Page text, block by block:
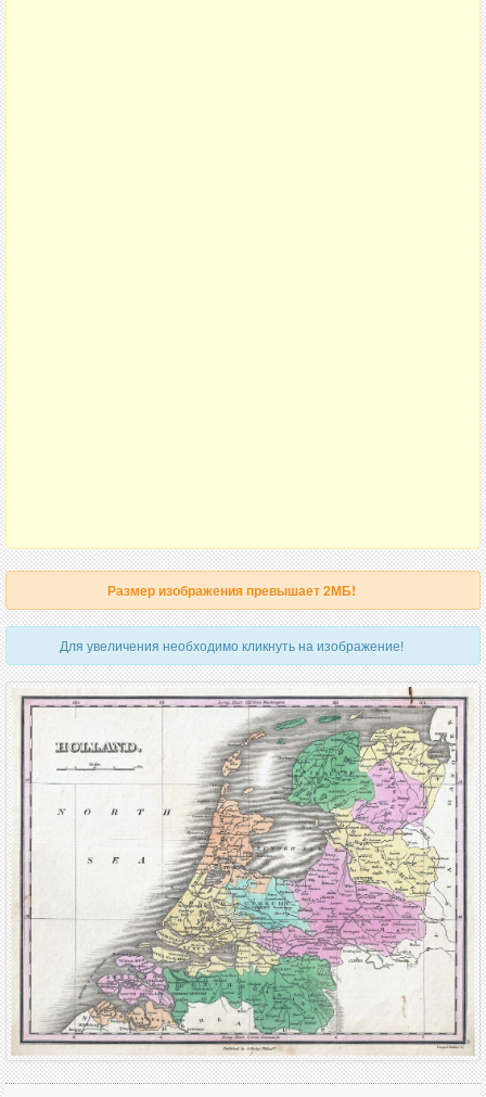
Размер изображения превышает 2МБ!
Для увеличения необходимо кликнуть на изображение!